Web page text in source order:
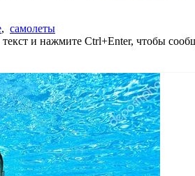
, самолеты
и нажмите Ctrl+Enter, чтобы